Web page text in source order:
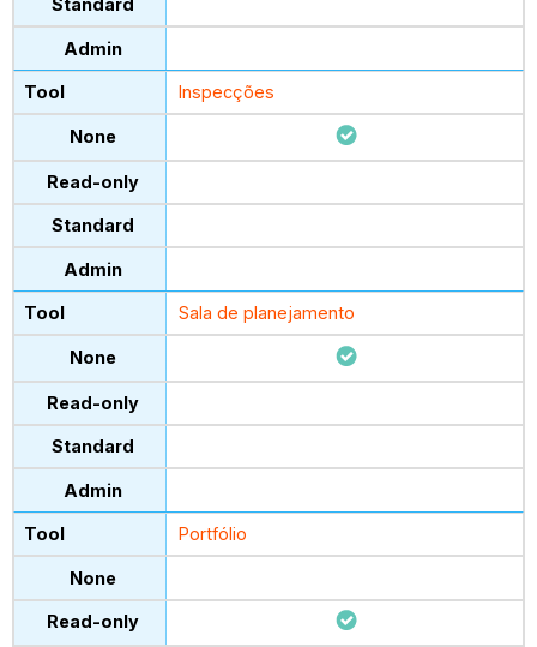
Inspecções
Sala de planejamento
Portfólio